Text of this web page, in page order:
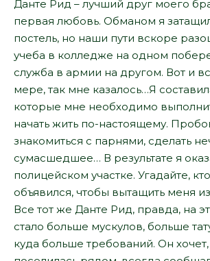
Данте Рид – лучший друг моего
первая любовь. Обманом я
постель, но наши пути вскоре
учеба в колледже на одном
служба в армии на другом. Вот и
мере, так мне казалось…Я
которые мне необходимо
начать жить по-настоящему.
знакомиться с парнями, сделать
сумасшедшее… В результате я
полицейском участке. Угадайте,
объявился, чтобы вытащить меня
Все тот же Данте Рид, правда, на
стало больше мускулов, больше
куда больше требований. Он